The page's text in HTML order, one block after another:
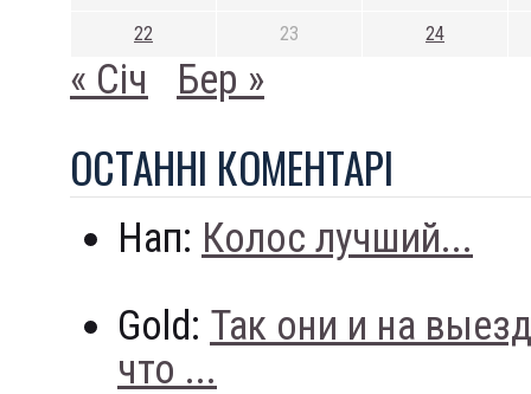
22 23 24
« Січ Бер »
ОСТАННI КОМЕНТАРI
Нап: Колос лучший...
Gold: Так они и на
что ...